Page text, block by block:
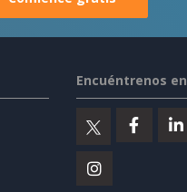
Encuéntrenos en